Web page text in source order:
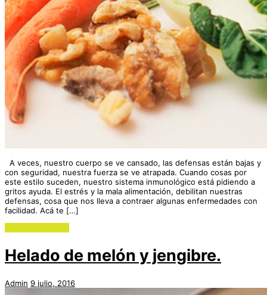
A veces, nuestro cuerpo se ve cansado, las defensas están bajas y
con seguridad, nuestra fuerza se ve atrapada. Cuando cosas por
este estilo suceden, nuestro sistema inmunológico está pidiendo a
gritos ayuda. El estrés y la mala alimentación, debilitan nuestras
defensas, cosa que nos lleva a contraer algunas enfermedades con
facilidad. Acá te […]
Helado de melón y jengibre.
Admin 9 julio, 2016